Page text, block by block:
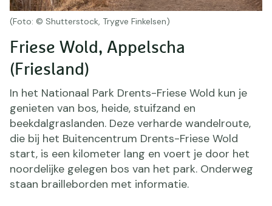
(Foto: © Shutterstock, Trygve Finkelsen)
Friese Wold, Appelscha
(Friesland)
In het Nationaal Park Drents-Friese Wold kun je
genieten van bos, heide, stuifzand en
beekdalgraslanden. Deze verharde wandelroute,
die bij het Buitencentrum Drents-Friese Wold
start, is een kilometer lang en voert je door het
noordelijke gelegen bos van het park. Onderweg
staan brailleborden met informatie.